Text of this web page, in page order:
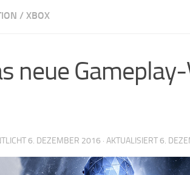
/ XBOX
neue
6. DEZEMBER 2016 · AKTUALISIERT6.